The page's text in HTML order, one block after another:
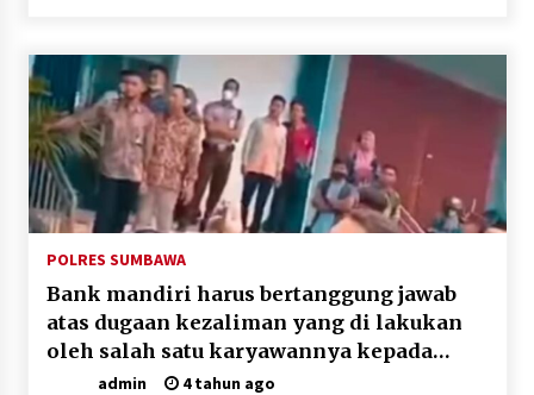
POLRES SUMBAWA
Bank mandiri harus bertanggung jawab
atas dugaan kezaliman yang di lakukan
oleh salah satu karyawannya kepada
salah seorang nasabah.
admin
4 tahun ago